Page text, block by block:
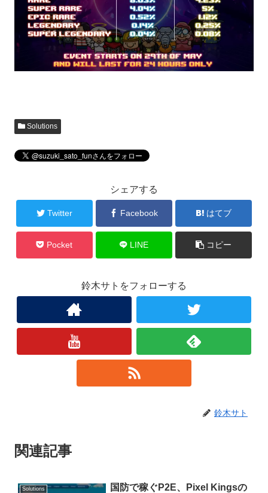
Solutions
シェアする
Twitter Facebook はてブ
Pocket LINE コピー
鈴木サトをフォローする
鈴木サト
関連記事
Solutions
国防で稼ぐP2E、Pixel Kingsの